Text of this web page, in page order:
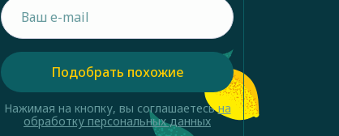
Подобрать похожие
Нажимая на кнопку, вы соглашаетесьна
обработку персональных данных